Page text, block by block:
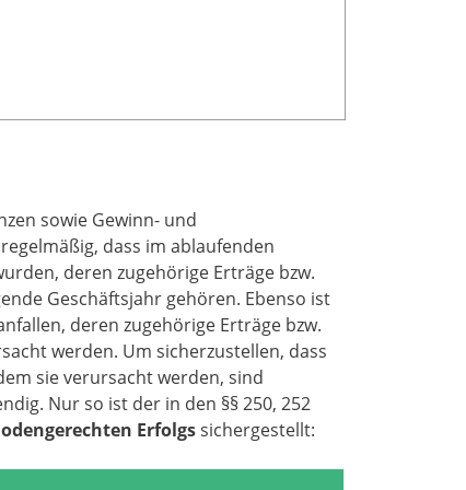
sowie Gewinn- und
dass im ablaufenden
deren zugehörige Erträge bzw.
Geschäftsjahr gehören. Ebenso ist
deren zugehörige Erträge bzw.
werden. Um sicherzustellen, dass
sie verursacht werden, sind
Nur so ist der in den §§ 250, 252
Erfolgssichergestellt: